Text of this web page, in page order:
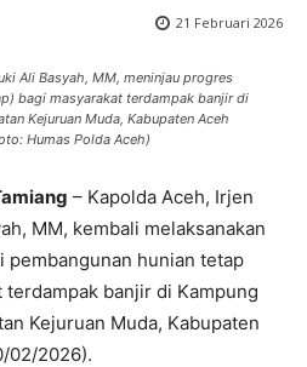
21 Februari 2026
Ali Basyah, MM, meninjau progres
bagi masyarakat terdampak banjir di
Kejuruan Muda, Kabupaten Aceh
Humas Polda Aceh)
– Kapolda Aceh, Irjen
MM, kembali melaksanakan
pembangunan hunian tetap
terdampak banjir di Kampung
Kejuruan Muda, Kabupaten
02/2026).